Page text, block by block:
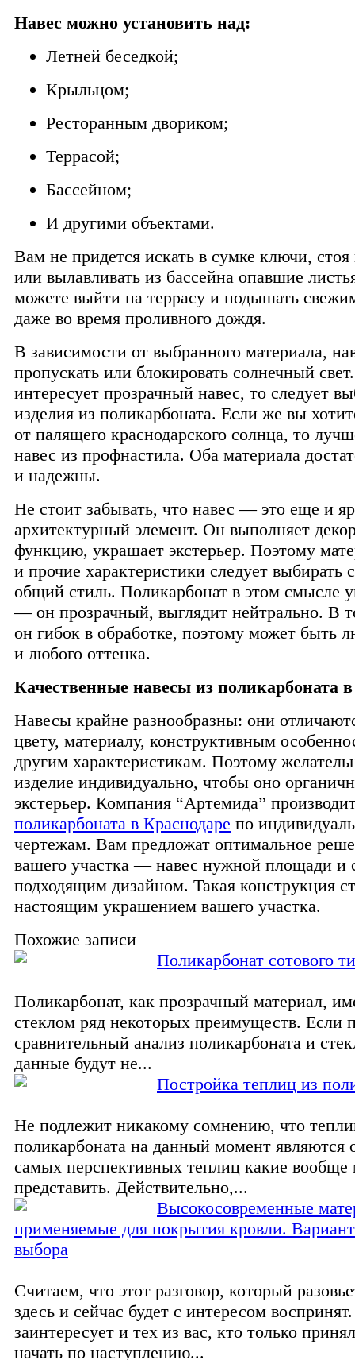
Навес можно установить над:
Летней беседкой;
Крыльцом;
Ресторанным двориком;
Террасой;
Бассейном;
И другими объектами.
Вам не придется искать в сумке ключи,
или вылавливать из бассейна опавшие
можете выйти на террасу и подышать
даже во время проливного дождя.
В зависимости от выбранного материала,
пропускать или блокировать солнечный
интересует прозрачный навес, то следует
изделия из поликарбоната. Если же вы
от палящего краснодарского солнца, то
навес из профнастила. Оба материала
и надежны.
Не стоит забывать, что навес — это еще и
архитектурный элемент. Он выполняет
функцию, украшает экстерьер. Поэтому
и прочие характеристики следует выбирать
общий стиль. Поликарбонат в этом смысле
— он прозрачный, выглядит нейтрально. В
он гибок в обработке, поэтому может быть
и любого оттенка.
Качественные навесы из поликарбоната
Навесы крайне разнообразны: они
цвету, материалу, конструктивным
другим характеристикам. Поэтому
изделие индивидуально, чтобы оно
экстерьер. Компания “Артемида”
поликарбоната в Краснодаре по
чертежам. Вам предложат оптимальное
вашего участка — навес нужной площади и
подходящим дизайном. Такая конструкция
настоящим украшением вашего участка.
Похожие записи
Поликарбонат сотового
Поликарбонат, как прозрачный материал,
стеклом ряд некоторых преимуществ. Если
сравнительный анализ поликарбоната и
данные будут не...
Постройка теплиц из
Не подлежит никакому сомнению, что
поликарбоната на данный момент являются
самых перспективных теплиц какие вообще
представить. Действительно,...
Высокосовременные
применяемые для покрытия кровли.
выбора
Считаем, что этот разговор, который
здесь и сейчас будет с интересом
заинтересует и тех из вас, кто только
начать по наступлению...